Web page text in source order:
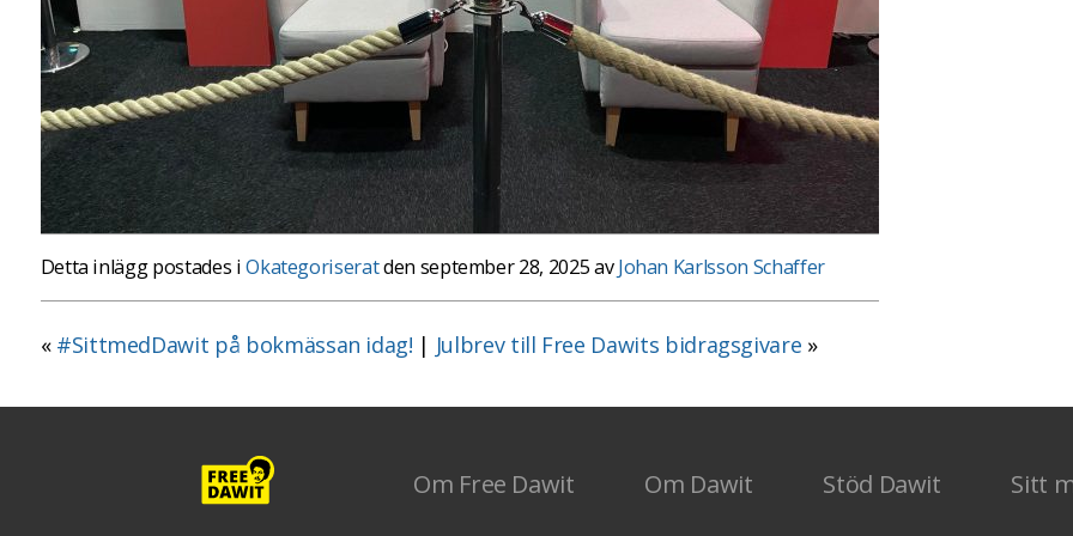
Detta inlägg postades iOkategoriseratden september 28, 2025 avJohan Karlsson Schaffer
« #SittmedDawit på bokmässan idag! | Julbrev till Free Dawits bidragsgivare »
Om Free Dawit Om Dawit Stöd Dawit Sitt